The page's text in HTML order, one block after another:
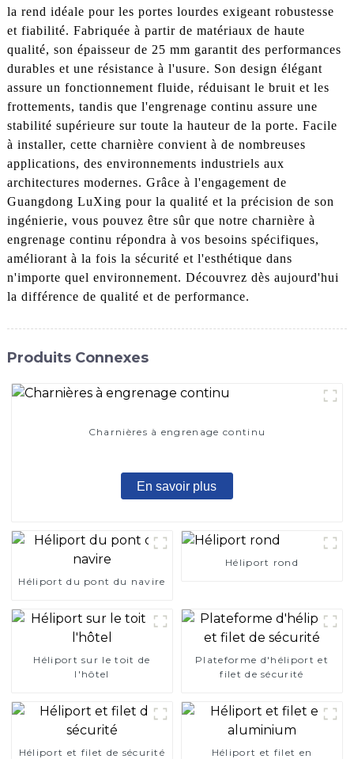
la rend idéale pour les portes lourdes exigeant robustesse
et fiabilité. Fabriquée à partir de matériaux de haute
qualité, son épaisseur de 25 mm garantit des performances
durables et une résistance à l'usure. Son design élégant
assure un fonctionnement fluide, réduisant le bruit et les
frottements, tandis que l'engrenage continu assure une
stabilité supérieure sur toute la hauteur de la porte. Facile
à installer, cette charnière convient à de nombreuses
applications, des environnements industriels aux
architectures modernes. Grâce à l'engagement de
Guangdong LuXing pour la qualité et la précision de son
ingénierie, vous pouvez être sûr que notre charnière à
engrenage continu répondra à vos besoins spécifiques,
améliorant à la fois la sécurité et l'esthétique dans
n'importe quel environnement. Découvrez dès aujourd'hui
la différence de qualité et de performance.
Produits Connexes
Charnières à engrenage continu
En savoir plus
Héliport du pont du navire
Héliport rond
Héliport sur le toit de
l'hôtel
Plateforme d'héliport et
filet de sécurité
Héliport et filet de sécurité
Héliport et filet en